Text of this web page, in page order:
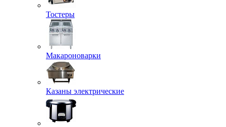
Тостеры
Макароноварки
Казаны электрические